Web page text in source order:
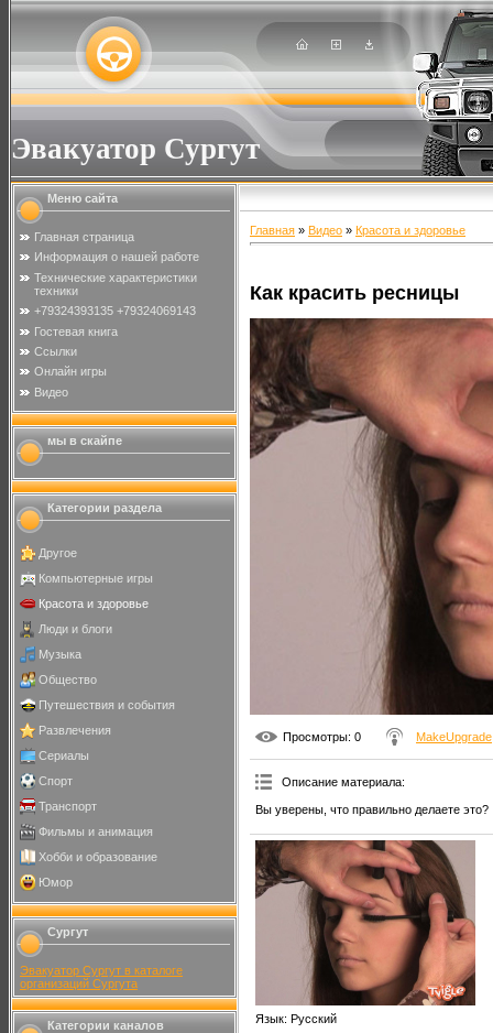
Эвакуатор Сургут
Меню сайта
Главная страница
Информация о нашей работе
Технические характеристики
техники
+79324393135 +79324069143
Гостевая книга
Ссылки
Онлайн игры
Видео
мы в скайпе
Категории раздела
Другое
Компьютерные игры
Красота и здоровье
Люди и блоги
Музыка
Общество
Путешествия и события
Развлечения
Сериалы
Спорт
Транспорт
Фильмы и анимация
Хобби и образование
Юмор
Сургут
Эвакуатор Сургут в каталоге
организаций Сургута
Категории каналов
Главная » Видео » Красота и здоровье
Как красить ресницы
Просмотры: 0 MakeUpgrade
Описание материала:
Вы уверены, что правильно делаете это?
Язык: Русский